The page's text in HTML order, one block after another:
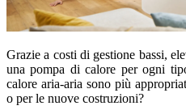
Grazie a costi di gestione bassi,
una pompa di calore per ogni
calore aria-aria sono più
o per le nuove costruzioni?